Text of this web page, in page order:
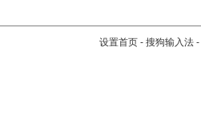
设置首页 - 搜狗输入法 -